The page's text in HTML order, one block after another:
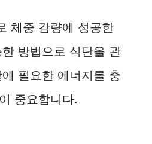
체중 감량에 성공한
방법으로 식단을 관
필요한 에너지를 충
중요합니다.